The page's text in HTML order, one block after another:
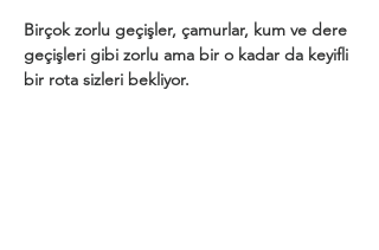
Birçok zorlu geçişler, çamurlar, kum ve dere
geçişleri gibi zorlu ama bir o kadar da keyifli
bir rota sizleri bekliyor.